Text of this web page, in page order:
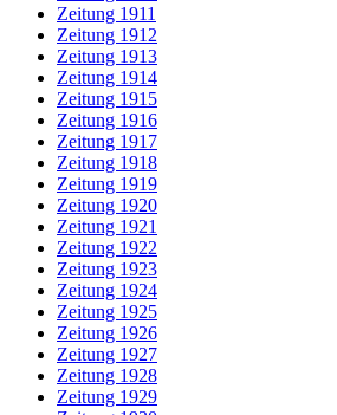
Zeitung 1911
Zeitung 1912
Zeitung 1913
Zeitung 1914
Zeitung 1915
Zeitung 1916
Zeitung 1917
Zeitung 1918
Zeitung 1919
Zeitung 1920
Zeitung 1921
Zeitung 1922
Zeitung 1923
Zeitung 1924
Zeitung 1925
Zeitung 1926
Zeitung 1927
Zeitung 1928
Zeitung 1929